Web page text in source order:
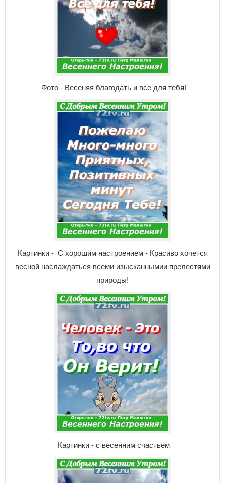
Фото - Весеняя благодать и все для тебя!
Картинки - С хорошим настроением - Красиво хочется
весной наслаждаться всеми изысканнымии прелестями
природы!
Картинки - с весенним счастьем